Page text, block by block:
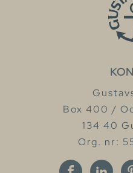
Box 400 /
134 40
Org. nr: